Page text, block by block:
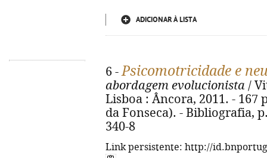
ADICIONAR À LISTA
6 -Psicomotricidade e
abordagem evolucionista /
Lisboa : Âncora, 2011. - 167
da Fonseca). - Bibliografia,
340-8
Link persistente: http://